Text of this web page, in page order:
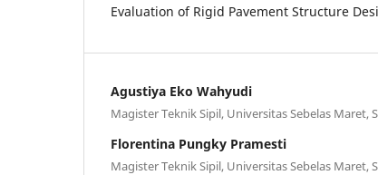
Evaluation of Rigid Pavement Structure
Agustiya Eko Wahyudi
Magister Teknik Sipil, Universitas Sebelas Maret,
Florentina Pungky Pramesti
Magister Teknik Sipil, Universitas Sebelas Maret,